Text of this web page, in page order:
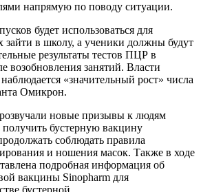
напрямую по поводу ситуации.
будет использоваться для
в школу, а ученики должны будут
результаты тестов ПЦР в
возобновления занятий. Власти
«значительный рост» числа
Омикрон.
новые призывы к людям
бустерную вакцину
соблюдать правила
и ношения масок. Также в ходе
подробная информация об
вакцины Sinopharm для